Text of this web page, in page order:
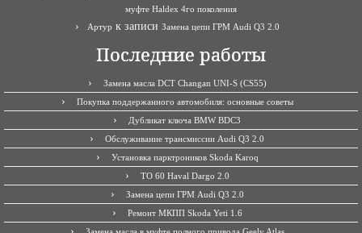
муфте Haldex 4го поколения
Артур к записи Замена цепи ГРМ Audi Q3 2.0
Последние работы
Замена масла DCT Changan UNI-S (CS55)
Покупка поддержанного автомобиля: основные советы
Дубликат ключа BMW BDC3
Обслуживание трансмиссии Audi Q3 2.0
Установка парктроников Skoda Karoq
ТО 60 Haval Dargo 2.0
Замена цепи ГРМ Audi Q3 2.0
Ремонт МКПП Skoda Yeti 1.6